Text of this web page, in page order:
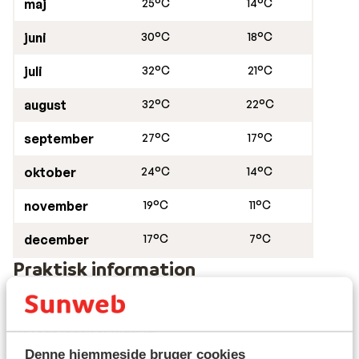
Denne hjemmeside bruger cookies
maj
juni 30°C 18°C
juli 32°C 21°C
august 32°C 22°C
september 27°C 17°C
oktober 24°C 14°C
november 19°C 11°C
december 17°C 7°C
Praktisk information
Hovedstad:
Hovedstaden er Madrid.